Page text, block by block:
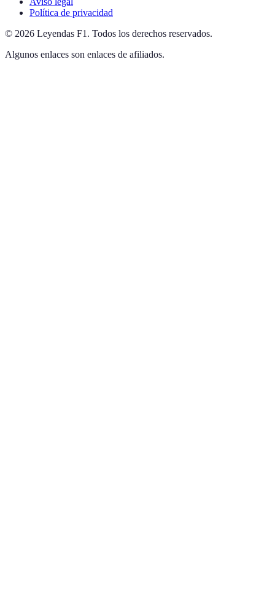
Política de privacidad
© 2026 Leyendas F1. Todos los derechos reservados.
Algunos enlaces son enlaces de afiliados.